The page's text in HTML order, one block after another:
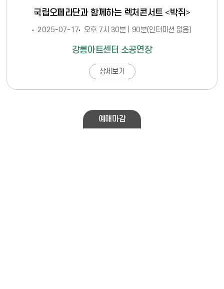
국립오페라단과 함께하는 렉처콘서트 ＜박쥐＞
2025-07-17 오후 7시 30분 | 90분(인터미션 없음)
강릉아트센터 소공연장
상세보기
예매마감